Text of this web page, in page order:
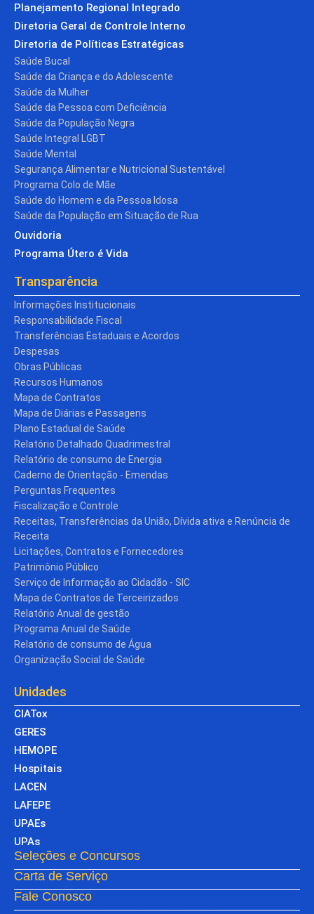
Planejamento Regional Integrado
Diretoria Geral de Controle Interno
Diretoria de Políticas Estratégicas
Saúde Bucal
Saúde da Criança e do Adolescente
Saúde da Mulher
Saúde da Pessoa com Deficiência
Saúde da População Negra
Saúde Integral LGBT
Saúde Mental
Segurança Alimentar e Nutricional Sustentável
Programa Colo de Mãe
Saúde do Homem e da Pessoa Idosa
Saúde da População em Situação de Rua
Ouvidoria
Programa Útero é Vida
Transparência
Informações Institucionais
Responsabilidade Fiscal
Transferências Estaduais e Acordos
Despesas
Obras Públicas
Recursos Humanos
Mapa de Contratos
Mapa de Diárias e Passagens
Plano Estadual de Saúde
Relatório Detalhado Quadrimestral
Relatório de consumo de Energia
Caderno de Orientação - Emendas
Perguntas Frequentes
Fiscalização e Controle
Receitas, Transferências da União, Dívida ativa e Renúncia de
Receita
Licitações, Contratos e Fornecedores
Patrimônio Público
Serviço de Informação ao Cidadão - SIC
Mapa de Contratos de Terceirizados
Relatório Anual de gestão
Programa Anual de Saúde
Relatório de consumo de Água
Organização Social de Saúde
Unidades
CIATox
GERES
HEMOPE
Hospitais
LACEN
LAFEPE
UPAEs
UPAs
Seleções e Concursos
Carta de Serviço
Fale Conosco